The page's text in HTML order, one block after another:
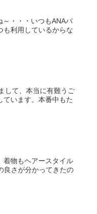
・・・いつもANAパ
も利用しているからな
して、本当に有難うご
います。本番中もた
着物もヘアースタイル
良さが分かってきたの